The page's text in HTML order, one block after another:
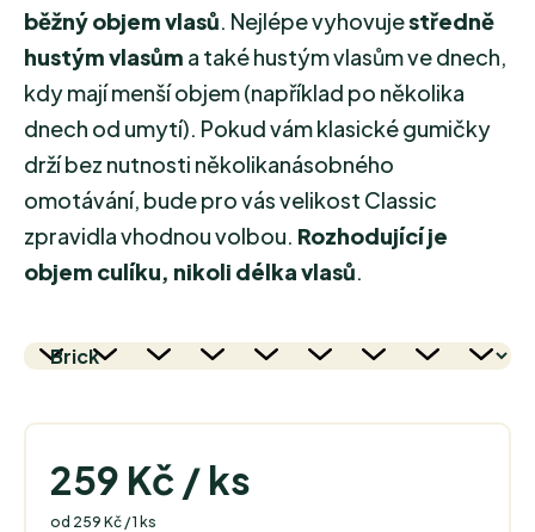
běžný objem vlasů . Nejlépe vyhovujestředně
hustým vlasům a také hustým vlasům ve dnech,
kdy mají menší objem (například po několika
dnech od umytí). Pokud vám klasické gumičky
drží bez nutnosti několikanásobného
omotávání, bude pro vás velikost Classic
zpravidla vhodnou volbou. Rozhodující je
objem culíku, nikoli délka vlasů
259 Kč / ks
Měrná cena:
od 259 Kč / 1 ks